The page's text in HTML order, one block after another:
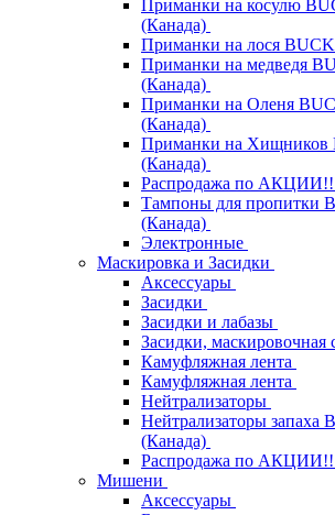
Приманки на косулю
(Канада)
Приманки на лося
Приманки на медведя
(Канада)
Приманки на Оленя
(Канада)
Приманки на Хищников
(Канада)
Распродажа по
Тампоны для пропитки
(Канада)
Электронные
Маскировка и Засидки
Аксессуары
Засидки
Засидки и лабазы
Засидки, маскировочная
Камуфляжная лента
Камуфляжная лента
Нейтрализаторы
Нейтрализаторы запаха
(Канада)
Распродажа по
Мишени
Аксессуары